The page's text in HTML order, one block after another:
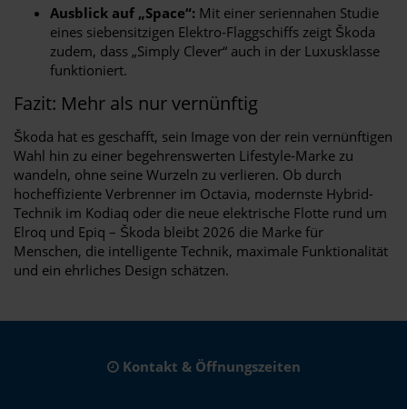
Ausblick auf „Space“: Mit einer seriennahen Studie
eines siebensitzigen Elektro-Flaggschiffs zeigt Škoda
zudem, dass „Simply Clever“ auch in der Luxusklasse
funktioniert.
Fazit: Mehr als nur vernünftig
Škoda hat es geschafft, sein Image von der rein vernünftigen
Wahl hin zu einer begehrenswerten Lifestyle-Marke zu
wandeln, ohne seine Wurzeln zu verlieren. Ob durch
hocheffiziente Verbrenner im Octavia, modernste Hybrid-
Technik im Kodiaq oder die neue elektrische Flotte rund um
Elroq und Epiq – Škoda bleibt 2026 die Marke für
Menschen, die intelligente Technik, maximale Funktionalität
und ein ehrliches Design schätzen.
Kontakt & Öffnungszeiten